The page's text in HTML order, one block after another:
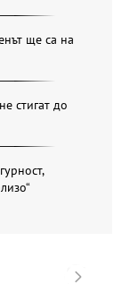
ще са на
стигат до